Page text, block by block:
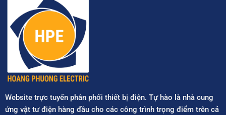
Website trực tuyến phân phối thiết bị điện. Tự hào là nhà cung
ứng vật tư điện hàng đầu cho các công trình trọng điểm trên cả